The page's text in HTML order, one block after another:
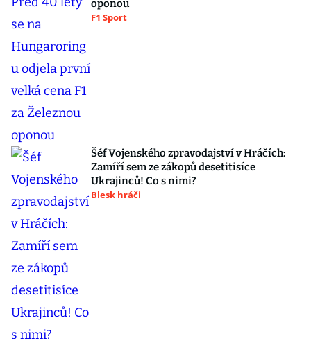
oponou
F1 Sport
Šéf Vojenského zpravodajství v Hráčích:
Zamíří sem ze zákopů desetitisíce
Ukrajinců! Co s nimi?
Blesk hráči